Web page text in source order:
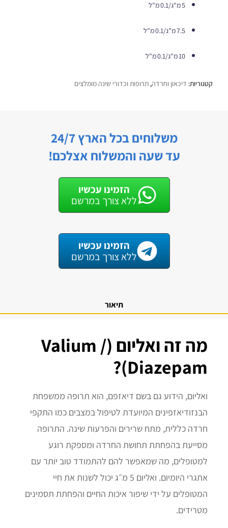
5 מ"ג/0.1 מ"ל
7.5 מ"ג/0.1 מ"ל
10 מ"ג/0.1 מ"ל
קטגוריות:דיכאון וחרדה,תרופות וכדורי שינה מומלצים
משלוחים בכל הארץ 24/7
עד שעה והמשלוח אצלכם!
הזמינו עכשיו
ללא צורך במרשם
הזמינו עכשיו
ללא צורך במרשם
תיאור
מה זה ואליום (Valium /
Diazepam)?
ואליום, הידוע גם בשם דיאזפם, הוא תרופה ממשפחת
הבנזודיאזפינים המיועדת לטיפול במצבים כמו התקפי
חרדה כללית, מתח שרירים והפרעות שינה. התרופה
מסייעת בהפחתת תחושת החרדה ומספקת רוגע
למטופלים, מה שמאפשר להם להתמודד טוב יותר עם
אתגרי היומיום. ואליום 5 מ״ג יכול לשנות את חיי
המטופלים על ידי שיפור איכות החיים והפחתת תסמינים
מטרידים.